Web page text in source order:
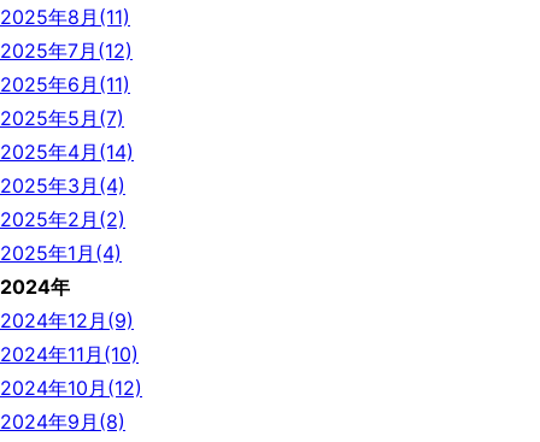
2025年8月(11)
2025年7月(12)
2025年6月(11)
2025年5月(7)
2025年4月(14)
2025年3月(4)
2025年2月(2)
2025年1月(4)
2024年
2024年12月(9)
2024年11月(10)
2024年10月(12)
2024年9月(8)